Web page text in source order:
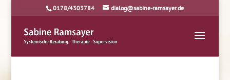
0178/4303784 dialog@sabine-ramsayer.de